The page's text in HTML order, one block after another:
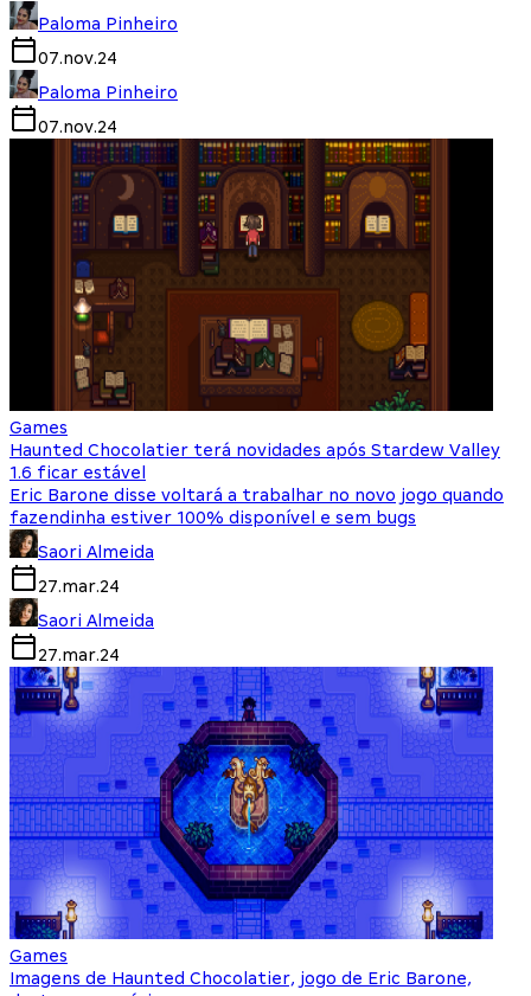
Paloma Pinheiro
07.nov.24
Paloma Pinheiro
07.nov.24
Games
Haunted Chocolatier terá novidades após Stardew Valley
1.6 ficar estável
Eric Barone disse voltará a trabalhar no novo jogo quando
fazendinha estiver 100% disponível e sem bugs
Saori Almeida
27.mar.24
Saori Almeida
27.mar.24
Games
Imagens de Haunted Chocolatier, jogo de Eric Barone,